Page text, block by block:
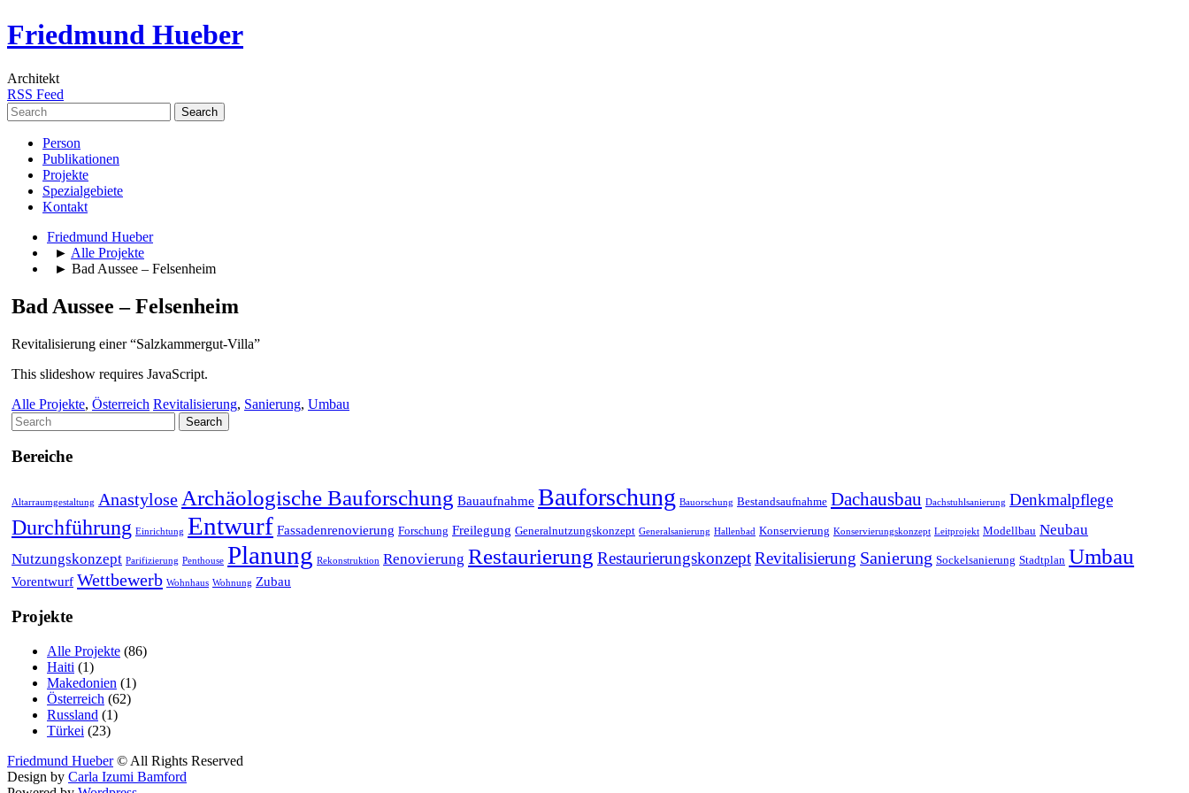
Friedmund Hueber
Architekt
RSS Feed
Search
for:
Person
Publikationen
Projekte
Spezialgebiete
Kontakt
Friedmund Hueber
► Alle Projekte
► Bad Aussee – Felsenheim
Bad Aussee – Felsenheim
Revitalisierung einer “Salzkammergut-Villa”
This slideshow requires JavaScript.
Alle Projekte, Österreich Revitalisierung, Sanierung, Umbau
Search
for:
Bereiche
Altarraumgestaltung Anastylose Archäologische Bauforschung Bauaufnahme Bauforschung Bauorschung Bestandsaufnahme Dachausbau Dachstuhlsanierung Denkmalpflege
Durchführung Einrichtung Entwurf Fassadenrenovierung Forschung Freilegung Generalnutzungskonzept Generalsanierung Hallenbad Konservierung Konservierungskonzept Leitprojekt Modellbau Neubau
Nutzungskonzept Parifizierung Penthouse Planung Rekonstruktion Renovierung Restaurierung RestaurierungskonzeptRevitalisierung Sanierung Sockelsanierung Stadtplan Umbau
Vorentwurf Wettbewerb Wohnhaus Wohnung Zubau
Projekte
Alle Projekte (86)
Haiti (1)
Makedonien (1)
Österreich (62)
Russland (1)
Türkei (23)
Friedmund Hueber© All Rights Reserved
Design by Carla Izumi Bamford